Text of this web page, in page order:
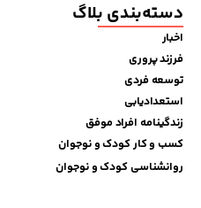
دسته‌بندی بلاگ
اخبار
فرزند پروری
توسعه فردی
استعدادیابی
زندگینامه افراد موفق
کسب و کار کودک و نوجوان
روانشناسی کودک و نوجوان